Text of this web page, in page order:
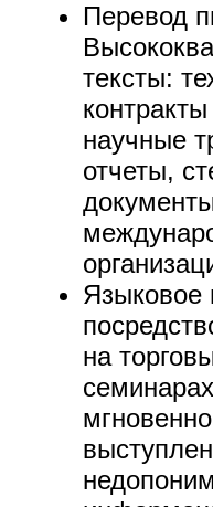
Перевод
тексты:
научные
отчеты,
Языковое
на